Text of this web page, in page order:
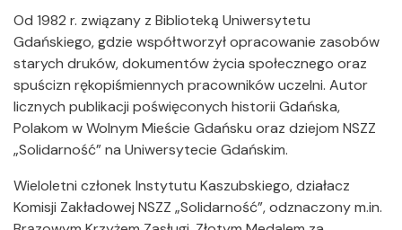
Od 1982 r. związany z Biblioteką Uniwersytetu
Gdańskiego, gdzie współtworzył opracowanie zasobów
starych druków, dokumentów życia społecznego oraz
spuścizn rękopiśmiennych pracowników uczelni. Autor
licznych publikacji poświęconych historii Gdańska,
Polakom w Wolnym Mieście Gdańsku oraz dziejom NSZZ
„Solidarność” na Uniwersytecie Gdańskim.
Wieloletni członek Instytutu Kaszubskiego, działacz
Komisji Zakładowej NSZZ „Solidarność”, odznaczony m.in.